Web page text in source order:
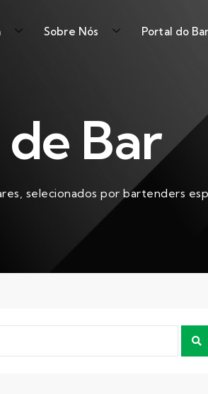
Sobre Nós Portal do
Bar
selecionados por bartenders